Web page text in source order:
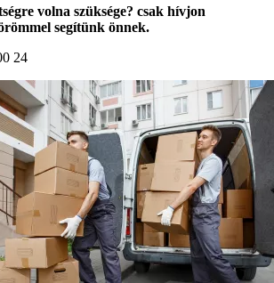
volna szüksége? csak hívjon
segítünk önnek.
24